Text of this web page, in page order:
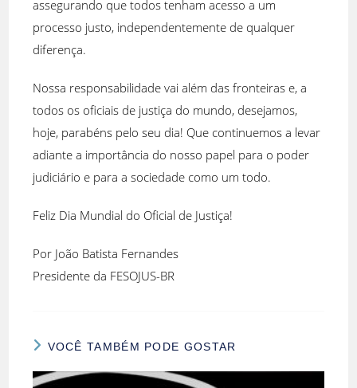
assegurando que todos tenham acesso a um
processo justo, independentemente de qualquer
diferença.
Nossa responsabilidade vai além das fronteiras e, a
todos os oficiais de justiça do mundo, desejamos,
hoje, parabéns pelo seu dia! Que continuemos a levar
adiante a importância do nosso papel para o poder
judiciário e para a sociedade como um todo.
Feliz Dia Mundial do Oficial de Justiça!
Por João Batista Fernandes
Presidente da FESOJUS-BR
VOCÊ TAMBÉM PODE GOSTAR